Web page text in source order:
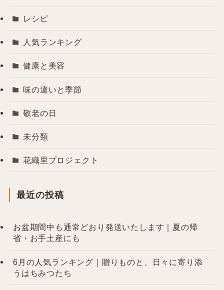
レシピ
人気ランキング
健康と美容
味の違いと季節
敬老の日
未分類
花織里プロジェクト
最近の投稿
お盆期間中も通常どおり発送いたします｜夏の帰
省・お手土産にも
6月の人気ランキング｜贈りものと、日々に寄り添
うはちみつたち